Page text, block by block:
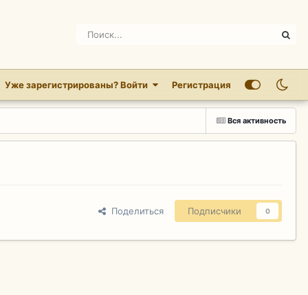
Уже зарегистрированы? Войти Регистрация
Вся активность
Поделиться Подписчики 0